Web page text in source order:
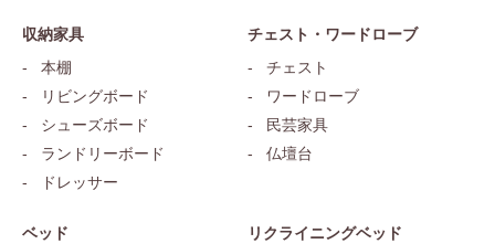
収納家具
本棚
リビングボード
シューズボード
ランドリーボード
ドレッサー
チェスト・ワードローブ
チェスト
ワードローブ
民芸家具
仏壇台
ベッド
リクライニングベッド